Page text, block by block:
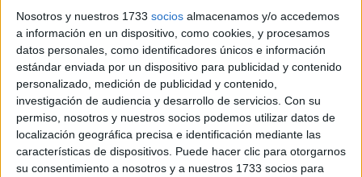
Nosotros y nuestros 1733 socios almacenamos y/o accedemos
a información en un dispositivo, como cookies, y procesamos
datos personales, como identificadores únicos e información
estándar enviada por un dispositivo para publicidad y contenido
personalizado, medición de publicidad y contenido,
investigación de audiencia y desarrollo de servicios. Con su
permiso, nosotros y nuestros socios podemos utilizar datos de
localización geográfica precisa e identificación mediante las
características de dispositivos. Puede hacer clic para otorgarnos
su consentimiento a nosotros y a nuestros 1733 socios para
insensible e ilógica” del Partido Popular, con el objetivo de
“recabar información detallada que hagan remozar la
calidad, seguridad y mantenimiento del mismo”.
“Es descomunal que, a fecha de hoy, todavía no sepan los
colegios si realmente van a poder abrir el miércoles las
puertas del comedor, quién se hará cargo del pago a
proveedores, a qué alumnado se dará de comer, si son
comedores sociales porque lo paga la Ciudad o